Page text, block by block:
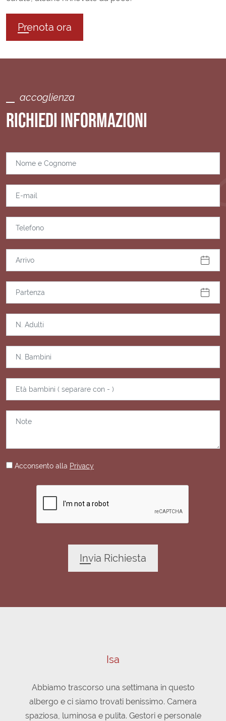
Prenota ora
accoglienza
RICHIEDI INFORMAZIONI
Acconsento alla Privacy
Invia Richiesta
Isa
Abbiamo trascorso una settimana in questo
albergo e ci siamo trovati benissimo. Camera
spaziosa, luminosa e pulita. Gestori e personale